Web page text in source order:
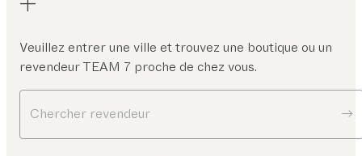
Veuillez entrer une ville et trouvez une boutique ou un
revendeur TEAM 7 proche de chez vous.
Chercher revendeur